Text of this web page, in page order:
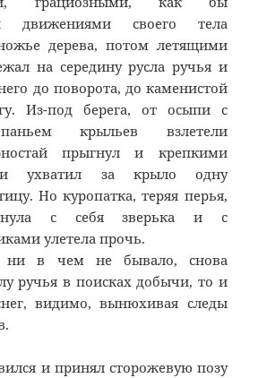
движениями своего тела
дерева, потом летящими
на середину русла ручья и
до поворота, до каменистой
Из-под берега, от осыпи с
крыльев взлетели
прыгнул и крепкими
ухватил за крыло одну
Но куропатка, теряя перья,
с себя зверька и с
улетела прочь.
ни в чем не бывало, снова
ручья в поисках добычи, то и
видимо, вынюхивая следы
и принял сторожевую позу